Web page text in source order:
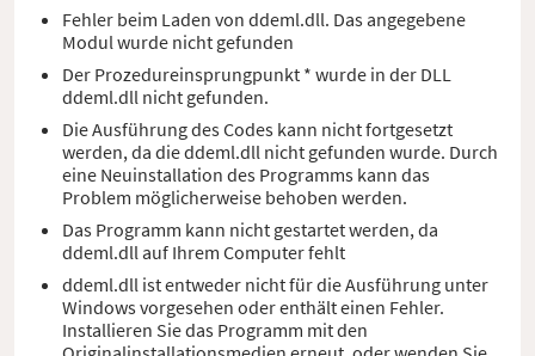
Fehler beim Laden von ddeml.dll. Das angegebene
Modul wurde nicht gefunden
Der Prozedureinsprungpunkt * wurde in der DLL
ddeml.dll nicht gefunden.
Die Ausführung des Codes kann nicht fortgesetzt
werden, da die ddeml.dll nicht gefunden wurde. Durch
eine Neuinstallation des Programms kann das
Problem möglicherweise behoben werden.
Das Programm kann nicht gestartet werden, da
ddeml.dll auf Ihrem Computer fehlt
ddeml.dll ist entweder nicht für die Ausführung unter
Windows vorgesehen oder enthält einen Fehler.
Installieren Sie das Programm mit den